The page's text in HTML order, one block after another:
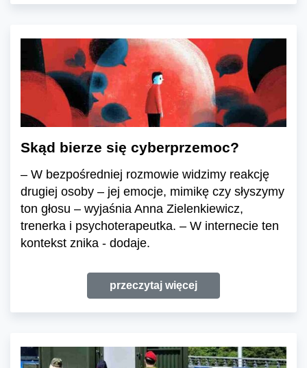
Skąd bierze się cyberprzemoc?
– W bezpośredniej rozmowie widzimy reakcję
drugiej osoby – jej emocje, mimikę czy słyszymy
ton głosu – wyjaśnia Anna Zielenkiewicz,
trenerka i psychoterapeutka. – W internecie ten
kontekst znika - dodaje.
przeczytaj więcej